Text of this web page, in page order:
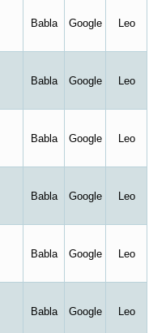
Babla Google Leo
Babla Google Leo
Babla Google Leo
Babla Google Leo
Babla Google Leo
Babla Google Leo